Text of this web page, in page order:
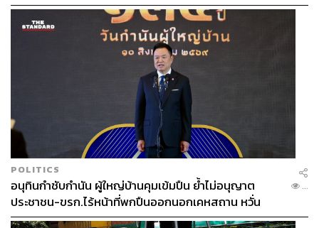
POLITICS
อนุทินกำชับกำนัน ผู้ใหญ่บ้านคุมเข้มปืน ย้ำไม่อนุญาต
ประชาชน-ขรก.ไร้หน้าที่พกปืนออกนอกเคหสถาน หวั่น
พฤติกรรมลอกเลียนแบบ จ่อลงพื้นที่เกิดเหตุ
...